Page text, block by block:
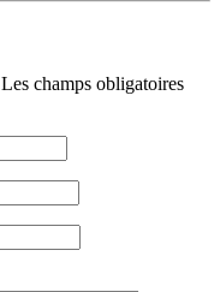
Les champs obligatoires